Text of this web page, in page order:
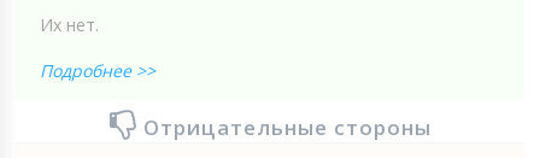
Их нет.
Подробнее >>
Отрицательные стороны